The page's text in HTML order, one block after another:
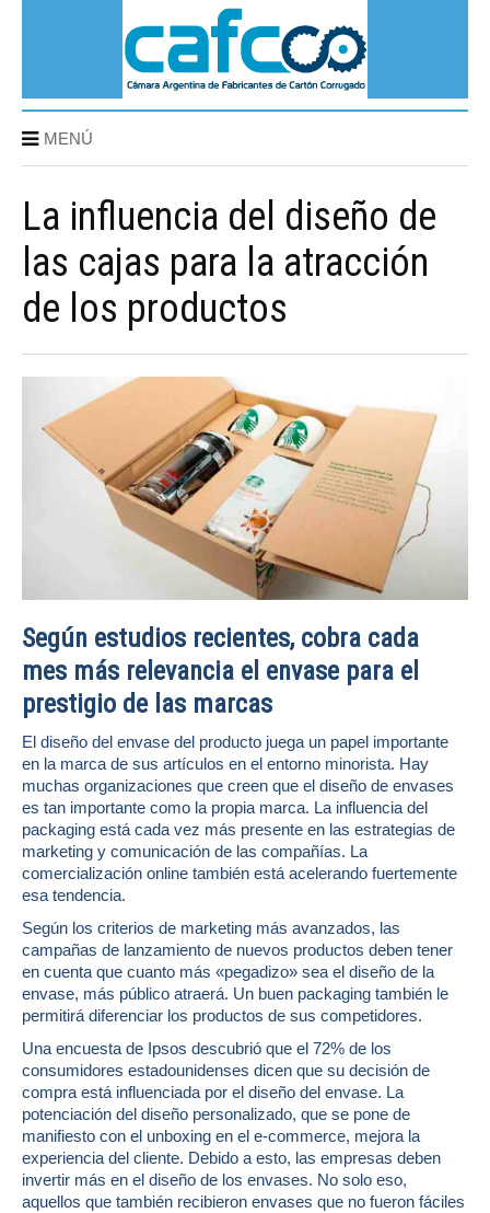
MENÚ
La influencia del diseño de
las cajas para la atracción
de los productos
Según estudios recientes, cobra cada
mes más relevancia el envase para el
prestigio de las marcas
El diseño del envase del producto juega un papel importante
en la marca de sus artículos en el entorno minorista. Hay
muchas organizaciones que creen que el diseño de envases
es tan importante como la propia marca. La influencia del
packaging está cada vez más presente en las estrategias de
marketing y comunicación de las compañías. La
comercialización online también está acelerando fuertemente
esa tendencia.
Según los criterios de marketing más avanzados, las
campañas de lanzamiento de nuevos productos deben tener
en cuenta que cuanto más «pegadizo» sea el diseño de la
envase, más público atraerá. Un buen packaging también le
permitirá diferenciar los productos de sus competidores.
Una encuesta de Ipsos descubrió que el 72% de los
consumidores estadounidenses dicen que su decisión de
compra está influenciada por el diseño del envase. La
potenciación del diseño personalizado, que se pone de
manifiesto con el unboxing en el e-commerce, mejora la
experiencia del cliente. Debido a esto, las empresas deben
invertir más en el diseño de los envases. No solo eso,
aquellos que también recibieron envases que no fueron fáciles